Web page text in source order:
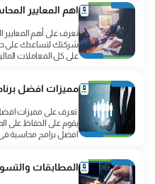
تعرف على أهم المعايير
شركتك لتساعدك على حل
على كل المعاملات
مميزات افضل
تعرف على مميزات افضل
يقوم على الحفاظ على
افضل برامج محاسبة